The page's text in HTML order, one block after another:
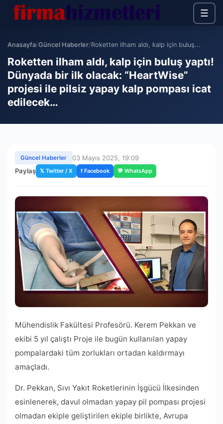
☰
Anasayfa/Güncel Haberler/Roketten ilham aldı, kalp için buluş...
Roketten ilham aldı, kalp için buluş yaptı!
Dünyada bir ilk olacak: “HeartWise”
projesi ile pilsiz yapay kalp pompası icat
edilecek…
Güncel Haberler
03 Mayıs 2025, 19:09
Paylaş 𝕏 Twitter / X f Facebook 💬 WhatsApp
Mühendislik Fakültesi Profesörü. Kerem Pekkan ve
ekibi 5 yıl çalıştı Proje ile bugün kullanılan yapay
pompalardaki tüm zorlukları ortadan kaldırmayı
amaçladı.
Dr. Pekkan, Sıvı Yakıt Roketlerinin İşgücü İlkesinden
esinlenerek, davul olmadan yapay pil pompası projesi
olmadan ekiple geliştirilen ekiple birlikte, Avrupa